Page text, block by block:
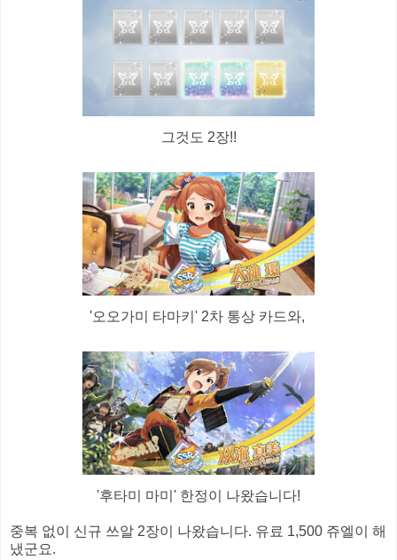
그것도 2장!!
'오오가미 타마키' 2차 통상 카드와,
'후타미 마미' 한정이 나왔습니다!
중복 없이 신규 쓰알 2장이 나왔습니다. 유료 1,500 쥬엘이 해
냈군요.